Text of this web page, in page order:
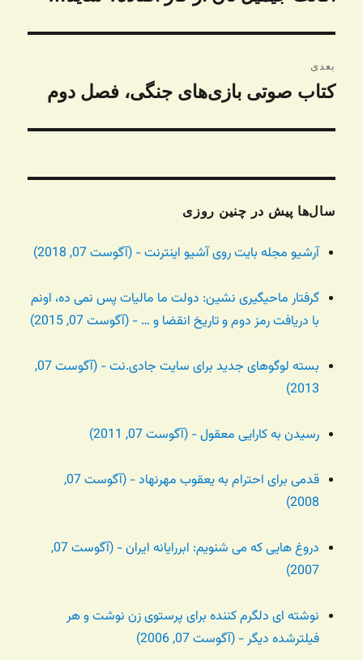
بعدی
نوشته
کتاب صوتی بازی‌های جنگی، فصل دوم
سال‌ها پیش در چنین روزی
آرشیو مجله بایت روی آشیو اینترنت - (آگوست 07, 2018)
گرفتار ماحیگیری نشین: دولت ما مالیات پس نمی ده، اونم
با دریافت رمز دوم و تاریخ انقضا و … - (آگوست 07, 2015)
بسته لوگوهای جدید برای سایت جادی.نت - (آگوست 07,
2013)
رسیدن به کارایی معقول - (آگوست 07, 2011)
قدمی برای احترام به یعقوب مهرنهاد - (آگوست 07,
2008)
دروغ هایی که می شنویم: ابررایانه ایران - (آگوست 07,
2007)
نوشته ای دلگرم کننده برای پرستوی زن نوشت و هر
فیلترشده دیگر - (آگوست 07, 2006)